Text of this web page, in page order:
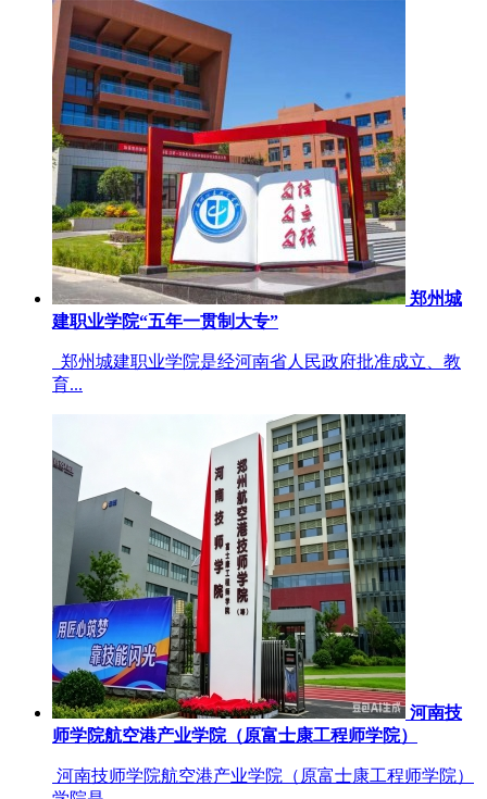
郑州城
建职业学院“五年一贯制大专”
郑州城建职业学院是经河南省人民政府批准成立、教
育...
河南技
师学院航空港产业学院（原富士康工程师学院）
河南技师学院航空港产业学院（原富士康工程师学院）